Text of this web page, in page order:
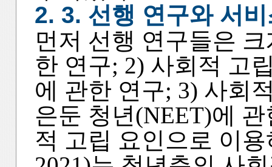
2. 3. 선행 연구와 서
먼저 선행 연구들은
한 연구; 2) 사회적 고
에 관한 연구; 3) 사회
은둔 청년(NEET)에
적 고립 요인으로 이